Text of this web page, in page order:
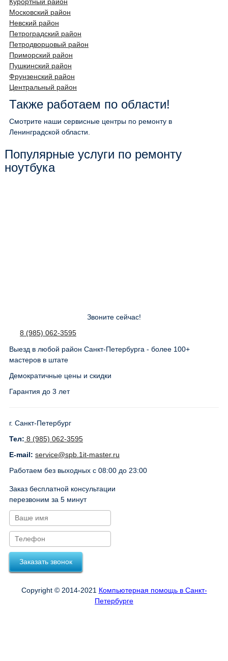
Московский район
Невский район
Петроградский район
Петродворцовый район
Приморский район
Пушкинский район
Фрунзенский район
Центральный район
Также работаем по области!
Смотрите наши сервисные центры по ремонту в
Ленинградской области.
Популярные услуги по ремонту
ноутбука
Звоните сейчас!
8 (985) 062-3595
Выезд в любой район Санкт-Петербурга - более 100+
мастеров в штате
Демократичные цены и скидки
Гарантия до 3 лет
г. Санкт-Петербург
Тел: 8 (985) 062-3595
E-mail: service@spb.1it-master.ru
Работаем без выходных с 08:00 до 23:00
Заказ бесплатной консультации
перезвоним за 5 минут
Заказать звонок
Copyright © 2014-2021 Компьютерная помощь в Санкт-
Петербурге